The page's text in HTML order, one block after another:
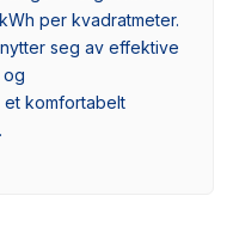
per kvadratmeter.
seg av effektive
og
et komfortabelt